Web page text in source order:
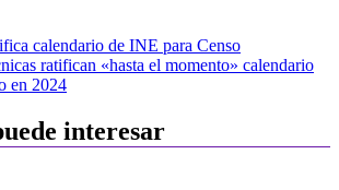
calendario de INE para Censo
ratifican «hasta el momento» calendario
en 2024
interesar